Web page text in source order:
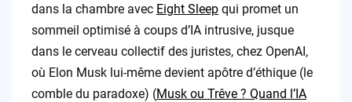
dans la chambre avec Eight Sleepqui promet un
sommeil optimisé à coups d’IA intrusive, jusque
dans le cerveau collectif des juristes, chez OpenAI,
où Elon Musk lui-même devient apôtre d’éthique (le
comble du paradoxe) (Musk ou Trêve ? Quand l’IA